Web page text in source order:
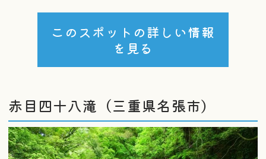
このスポットの詳しい情報
を見る
赤目四十八滝（三重県名張市）